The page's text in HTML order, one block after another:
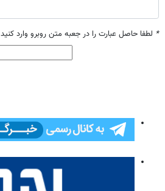
* لطفا حاصل عبارت را در جعبه متن روبرو وارد کنید